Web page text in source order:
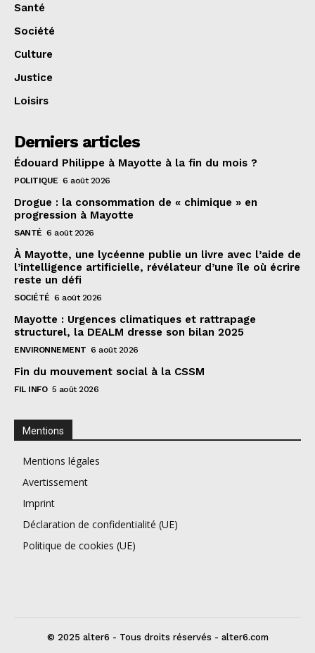
Santé
Société
Culture
Justice
Loisirs
Derniers articles
Édouard Philippe à Mayotte à la fin du mois ?
POLITIQUE 6 août 2026
Drogue : la consommation de « chimique » en
progression à Mayotte
SANTÉ 6 août 2026
À Mayotte, une lycéenne publie un livre avec l’aide de
l’intelligence artificielle, révélateur d’une île où écrire
reste un défi
SOCIÉTÉ 6 août 2026
Mayotte : Urgences climatiques et rattrapage
structurel, la DEALM dresse son bilan 2025
ENVIRONNEMENT 6 août 2026
Fin du mouvement social à la CSSM
FIL INFO 5 août 2026
Mentions
Mentions légales
Avertissement
Imprint
Déclaration de confidentialité (UE)
Politique de cookies (UE)
© 2025 alter6 - Tous droits réservés - alter6.com